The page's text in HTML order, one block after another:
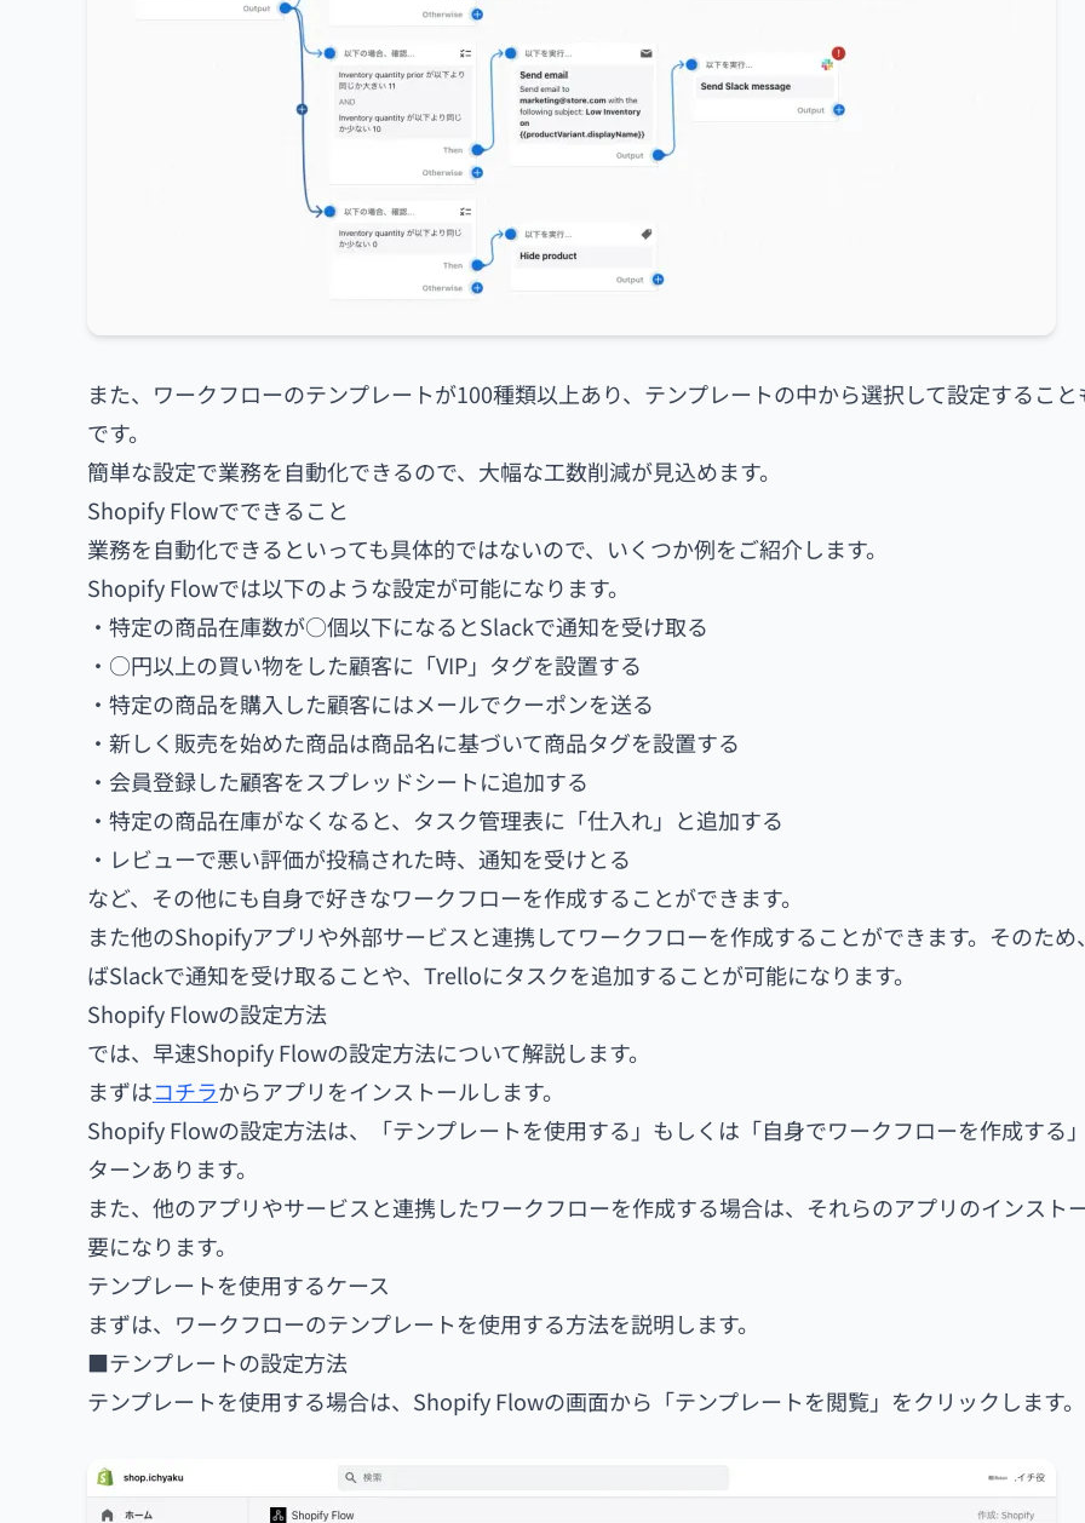
また、ワークフローのテンプレートが100種類以上あり、テンプレートの中から選択して設定すること
です。
簡単な設定で業務を自動化できるので、大幅な工数削減が見込めます。
Shopify Flowでできること
業務を自動化できるといっても具体的ではないので、いくつか例をご紹介します。
Shopify Flowでは以下のような設定が可能になります。
・特定の商品在庫数が○個以下になるとSlackで通知を受け取る
・○円以上の買い物をした顧客に「VIP」タグを設置する
・特定の商品を購入した顧客にはメールでクーポンを送る
・新しく販売を始めた商品は商品名に基づいて商品タグを設置する
・会員登録した顧客をスプレッドシートに追加する
・特定の商品在庫がなくなると、タスク管理表に「仕入れ」と追加する
・レビューで悪い評価が投稿された時、通知を受けとる
など、その他にも自身で好きなワークフローを作成することができます。
また他のShopifyアプリや外部サービスと連携してワークフローを作成することができます。そのため
ばSlackで通知を受け取ることや、Trelloにタスクを追加することが可能になります。
Shopify Flowの設定方法
では、早速Shopify Flowの設定方法について解説します。
まずはコチラからアプリをインストールします。
Shopify Flowの設定方法は、「テンプレートを使用する」もしくは「自身でワークフローを作成する
ターンあります。
また、他のアプリやサービスと連携したワークフローを作成する場合は、それらのアプリのインスト
要になります。
テンプレートを使用するケース
まずは、ワークフローのテンプレートを使用する方法を説明します。
■テンプレートの設定方法
テンプレートを使用する場合は、Shopify Flowの画面から「テンプレートを閲覧」をクリックします。